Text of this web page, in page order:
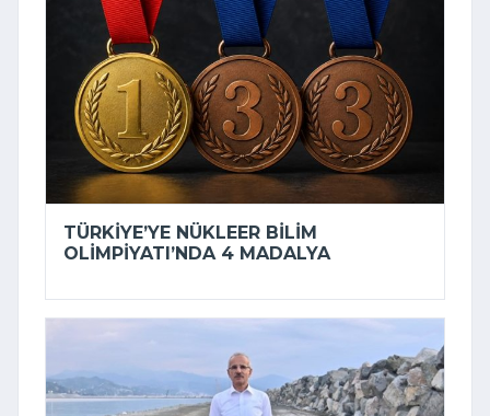
TÜRKIYE’YE NÜKLEER BILIM
OLIMPIYATI’NDA 4 MADALYA